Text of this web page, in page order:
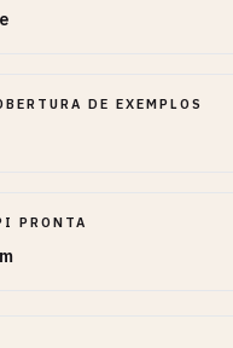
DE EXEMPLOS
PRONTA